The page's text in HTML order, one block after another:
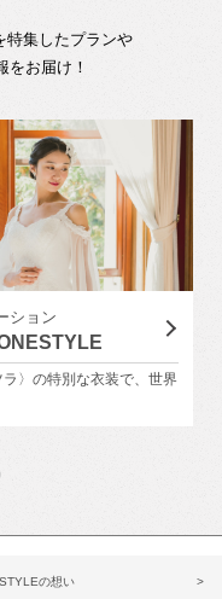
特集したプランや
をお届け！
ション
〉の特別な衣装で、世界
の想い